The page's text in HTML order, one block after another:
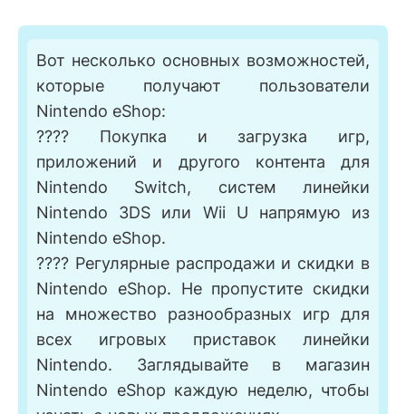
Вот несколько основных возможностей,
которые получают пользователи
Nintendo eShop:
???? Покупка и загрузка игр,
приложений и другого контента для
Nintendo Switch, систем линейки
Nintendo 3DS или Wii U напрямую из
Nintendo eShop.
???? Регулярные распродажи и скидки в
Nintendo eShop. Не пропустите скидки
на множество разнообразных игр для
всех игровых приставок линейки
Nintendo. Заглядывайте в магазин
Nintendo eShop каждую неделю, чтобы